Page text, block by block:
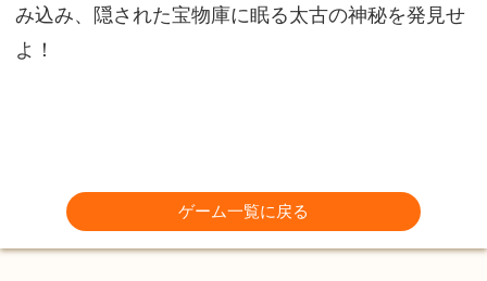
み込み、隠された宝物庫に眠る太古の神秘を発見せ
よ！
ゲーム一覧に戻る